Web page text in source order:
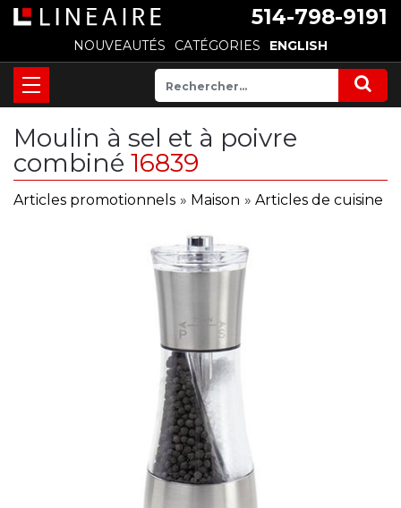
514-798-9191
NOUVEAUTÉS CATÉGORIES ENGLISH
Moulin à sel et à poivre
combiné 16839
Articles promotionnels » Maison » Articles de cuisine